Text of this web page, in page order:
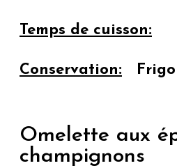
Temps de cuisson:
Conservation: Frigo
Omelette aux
champignons